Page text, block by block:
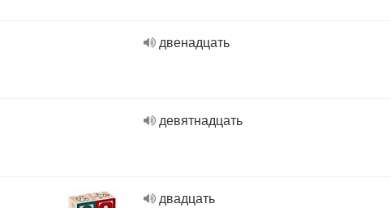
двенадцать
девятнадцать
двадцать